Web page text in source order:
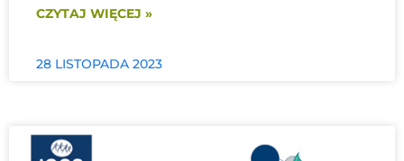
CZYTAJ WIĘCEJ »
28 LISTOPADA 2023